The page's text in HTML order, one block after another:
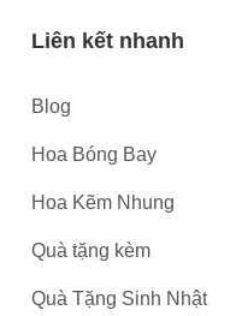
Liên kết nhanh
Blog
Hoa Bóng Bay
Hoa Kẽm Nhung
Quà tặng kèm
Quà Tặng Sinh Nhật